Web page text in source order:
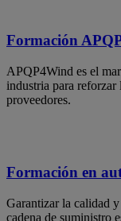
Formación
APQP4Wind es el
industria para
proveedores.
Formación en
Garantizar la calidad
cadena de suministro